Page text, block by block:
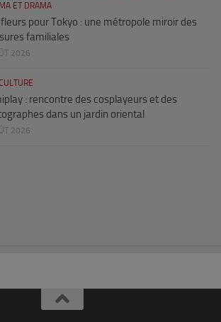
ET DRAMA
pour Tokyo : une métropole miroir des
familiales
2026
: rencontre des cosplayeurs et des
dans un jardin oriental
2026